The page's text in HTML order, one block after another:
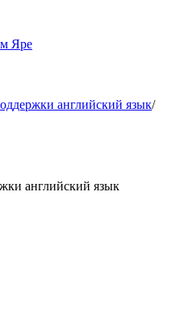
Яре
английский язык/
английский язык